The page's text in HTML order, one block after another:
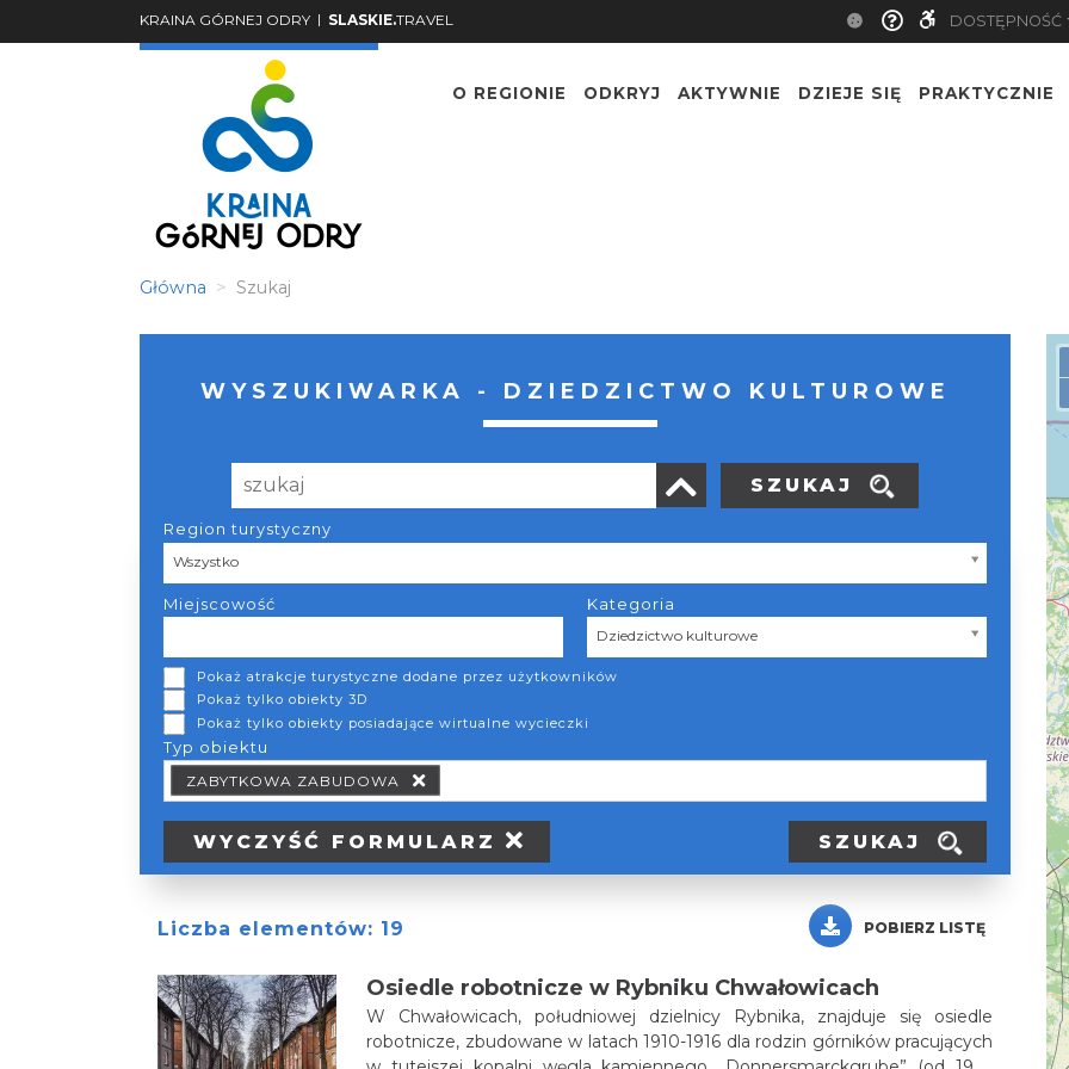
KRAINA GÓRNEJ ODRY | SLASKIE.TRAVEL DOSTĘPNOŚĆ
O REGIONIE ODKRYJ AKTYWNIE DZIEJE SIĘ PRAKTYCZNIE
Główna Szukaj
WYSZUKIWARKA - DZIEDZICTWO KULTUROWE
Region turystyczny
Wszystko
Region turystyczny
Miejscowość Kategoria
Dziedzictwo kulturowe
Kategoria
Pokaż atrakcje turystyczne dodane przez użytkowników
Pokaż tylko obiekty 3D
Pokaż tylko obiekty posiadające wirtualne wycieczki
Typ obiektu
ZABYTKOWA ZABUDOWA
Typ obiektu Typ wypożyczalni
WYCZYŚĆ FORMULARZ SZUKAJ
SZUKAJ
Liczba elementów: 19 POBIERZ LISTĘ
Osiedle robotnicze w Rybniku Chwałowicach
W Chwałowicach, południowej dzielnicy Rybnika, znajduje się osiedle
robotnicze, zbudowane w latach 1910-1916 dla rodzin górników pracujących